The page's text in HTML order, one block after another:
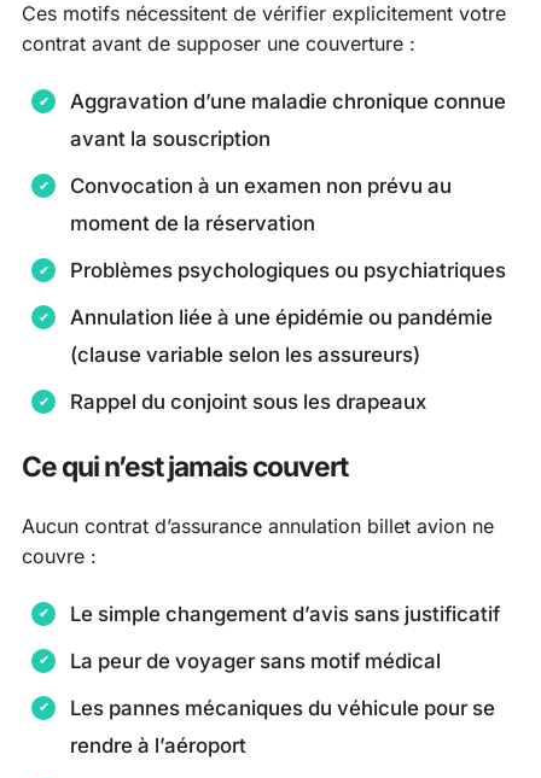
Ces motifs nécessitent de vérifier explicitement votre
contrat avant de supposer une couverture :
Aggravation d’une maladie chronique connue
avant la souscription
Convocation à un examen non prévu au
moment de la réservation
Problèmes psychologiques ou psychiatriques
Annulation liée à une épidémie ou pandémie
(clause variable selon les assureurs)
Rappel du conjoint sous les drapeaux
Ce qui n’est jamais couvert
Aucun contrat d’assurance annulation billet avion ne
couvre :
Le simple changement d’avis sans justificatif
La peur de voyager sans motif médical
Les pannes mécaniques du véhicule pour se
rendre à l’aéroport